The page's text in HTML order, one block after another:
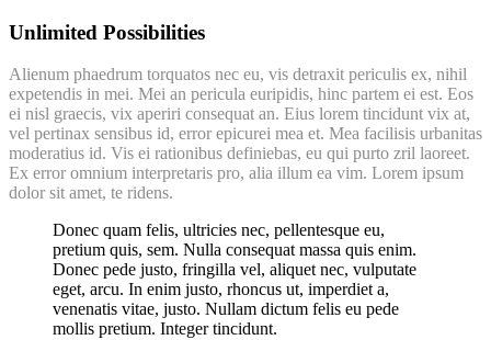
Unlimited Possibilities
Alienum phaedrum torquatos nec eu, vis detraxit periculis ex, nihil
expetendis in mei. Mei an pericula euripidis, hinc partem ei est. Eos
ei nisl graecis, vix aperiri consequat an. Eius lorem tincidunt vix at,
vel pertinax sensibus id, error epicurei mea et. Mea facilisis urbanitas
moderatius id. Vis ei rationibus definiebas, eu qui purto zril laoreet.
Ex error omnium interpretaris pro, alia illum ea vim. Lorem ipsum
dolor sit amet, te ridens.
Donec quam felis, ultricies nec, pellentesque eu,
pretium quis, sem. Nulla consequat massa quis enim.
Donec pede justo, fringilla vel, aliquet nec, vulputate
eget, arcu. In enim justo, rhoncus ut, imperdiet a,
venenatis vitae, justo. Nullam dictum felis eu pede
mollis pretium. Integer tincidunt.